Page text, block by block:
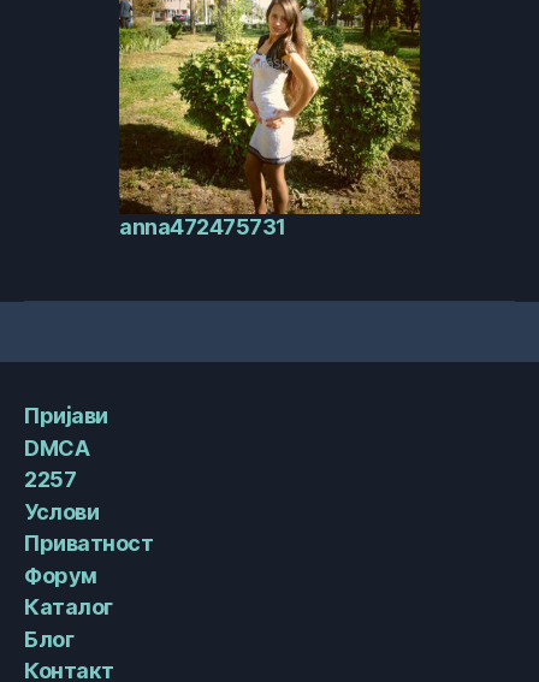
anna472475731
Пријави
DMCA
2257
Услови
Приватност
Форум
Каталог
Блог
Контакт